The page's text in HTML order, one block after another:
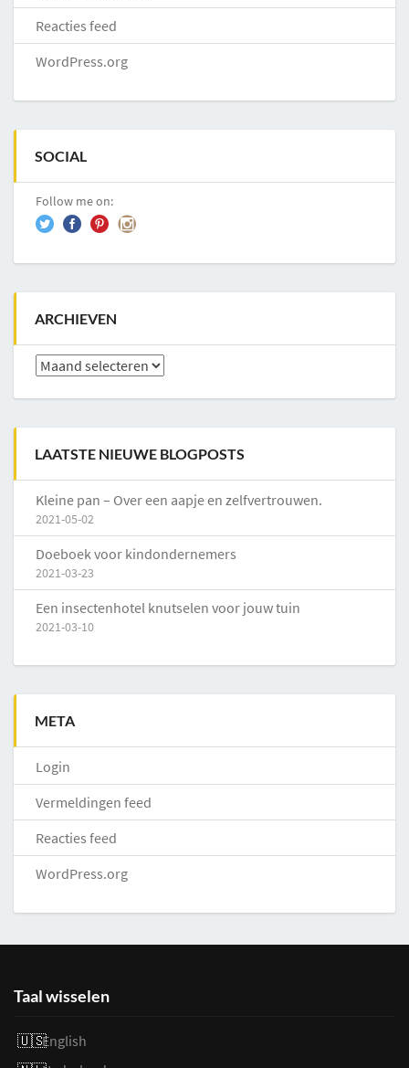
Reacties feed
WordPress.org
SOCIAL
Follow me on:
ARCHIEVEN
Archieven
LAATSTE NIEUWE BLOGPOSTS
Kleine pan – Over een aapje en zelfvertrouwen.
2021-05-02
Doeboek voor kindondernemers
2021-03-23
Een insectenhotel knutselen voor jouw tuin
2021-03-10
META
Login
Vermeldingen feed
Reacties feed
WordPress.org
Taal wisselen
English